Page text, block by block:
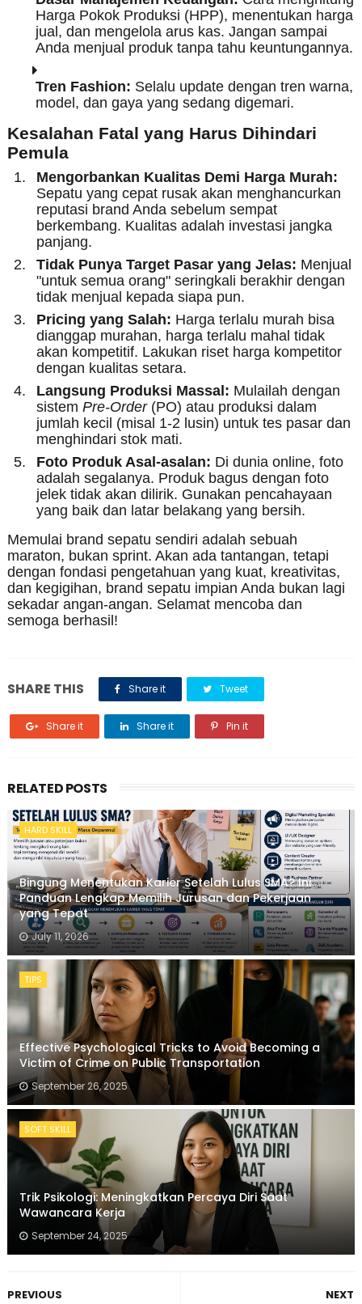
Harga Pokok Produksi (HPP), menentukan harga
jual, dan mengelola arus kas. Jangan sampai
Anda menjual produk tanpa tahu keuntungannya.
Tren Fashion: Selalu update dengan tren warna,
model, dan gaya yang sedang digemari.
Kesalahan Fatal yang Harus Dihindari
Pemula
Mengorbankan Kualitas Demi Harga Murah:
Sepatu yang cepat rusak akan menghancurkan
reputasi brand Anda sebelum sempat
berkembang. Kualitas adalah investasi jangka
panjang.
Tidak Punya Target Pasar yang Jelas: Menjual
"untuk semua orang" seringkali berakhir dengan
tidak menjual kepada siapa pun.
Pricing yang Salah: Harga terlalu murah bisa
dianggap murahan, harga terlalu mahal tidak
akan kompetitif. Lakukan riset harga kompetitor
dengan kualitas setara.
Langsung Produksi Massal: Mulailah dengan
sistem Pre-Order(PO) atau produksi dalam
jumlah kecil (misal 1-2 lusin) untuk tes pasar dan
menghindari stok mati.
Foto Produk Asal-asalan: Di dunia online, foto
adalah segalanya. Produk bagus dengan foto
jelek tidak akan dilirik. Gunakan pencahayaan
yang baik dan latar belakang yang bersih.
Memulai brand sepatu sendiri adalah sebuah
maraton, bukan sprint. Akan ada tantangan, tetapi
dengan fondasi pengetahuan yang kuat, kreativitas,
dan kegigihan, brand sepatu impian Anda bukan lagi
sekadar angan-angan. Selamat mencoba dan
semoga berhasil!
SHARE THIS Share it Tweet
Share it Share it Pin it
RELATED POSTS
HARD SKILL
Bingung Menentukan Karier Setelah Lulus SMA? Ini
Panduan Lengkap Memilih Jurusan dan Pekerjaan
yang Tepat
July 11, 2026
TIPS
Effective Psychological Tricks to Avoid Becoming a
Victim of Crime on Public Transportation
September 26, 2025
SOFT SKILL
Trik Psikologi: Meningkatkan Percaya Diri Saat
Wawancara Kerja
September 24, 2025
NEXT
PREVIOUS